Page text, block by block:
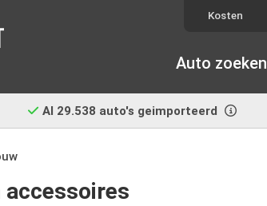
Kosten
Auto zoeken
Al 29.538 auto's geimporteerd
accessoires